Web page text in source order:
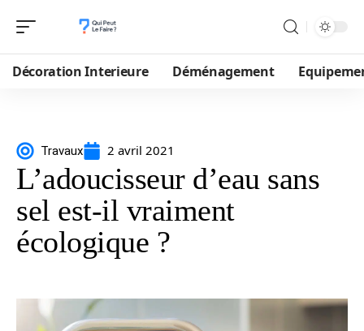
Décoration Interieure Déménagement
Travaux 2 avril 2021
L’adoucisseur d’eau sans
sel est-il vraiment
écologique ?